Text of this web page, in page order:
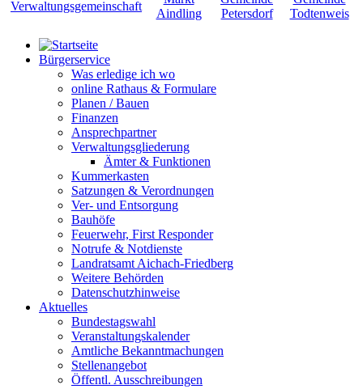
Bürgerservice
Was erledige ich wo
online Rathaus & Formulare
Planen / Bauen
Finanzen
Ansprechpartner
Verwaltungsgliederung
Ämter & Funktionen
Kummerkasten
Satzungen & Verordnungen
Ver- und Entsorgung
Bauhöfe
Feuerwehr, First Responder
Notrufe & Notdienste
Landratsamt Aichach-Friedberg
Weitere Behörden
Datenschutzhinweise
Aktuelles
Bundestagswahl
Veranstaltungskalender
Amtliche Bekanntmachungen
Stellenangebot
Öffentl. Ausschreibungen